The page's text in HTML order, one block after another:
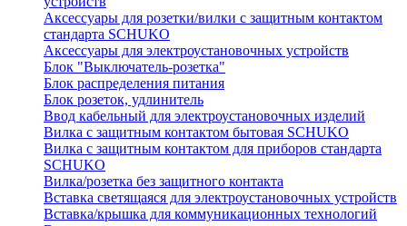
Аксессуары для розетки/вилки с защитным контактом
стандарта SCHUKO
Аксессуары для электроустановочных устройств
Блок "Выключатель-розетка"
Блок распределения питания
Блок розеток, удлинитель
Ввод кабельный для электроустановочных изделий
Вилка с защитным контактом бытовая SCHUKO
Вилка с защитным контактом для приборов стандарта
SCHUKO
Вилка/розетка без защитного контакта
Вставка светящаяся для электроустановочных устройств
Вставка/крышка для коммуникационных технологий